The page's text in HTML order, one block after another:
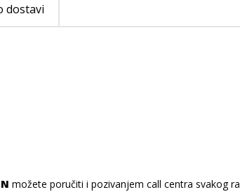
dostavi
možete poručiti i pozivanjem call centra svakog